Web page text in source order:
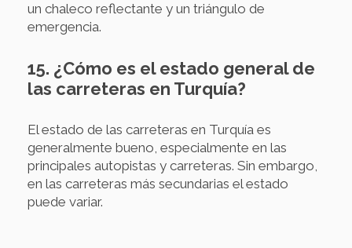
un chaleco reflectante y un triángulo de
emergencia.
15. ¿Cómo es el estado general de
las carreteras en Turquía?
El estado de las carreteras en Turquía es
generalmente bueno, especialmente en las
principales autopistas y carreteras. Sin embargo,
en las carreteras más secundarias el estado
puede variar.